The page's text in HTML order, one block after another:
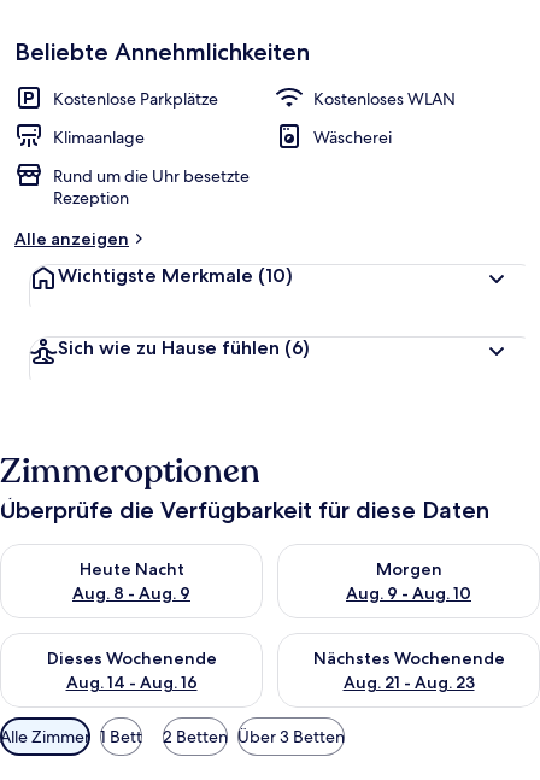
Beliebte Annehmlichkeiten
Kostenlose Parkplätze
Kostenloses WLAN
Klimaanlage
Wäscherei
Rund um die Uhr besetzte
Rezeption
Alle anzeigen
Wichtigste Merkmale (10)
Sich wie zu Hause fühlen (6)
Zimmeroptionen
Überprüfe die Verfügbarkeit für diese Daten
Heute Nacht
Aug. 8 - Aug. 9
Überprüfe die Verfügbarkeit für heute Nacht, Aug. 8 - Aug. 9.
Morgen
Aug. 9 - Aug. 10
Überprüfe die Verfügbarkeit
Dieses Wochenende
Aug. 14 - Aug. 16
Überprüfe die Verfügbarkeit für dieses Wochenende, Aug. 14
Nächstes Wochenende
Aug. 21 - Aug. 23
Überprüfe die Verfügbarkeit
Verfügbare
Filter
Alle Zimmer 1 Bett 2 Betten Über 3 Betten